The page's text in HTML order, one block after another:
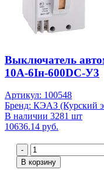
Выключатель
10А-6Iн-600DC-У3
Артикул: 100548
Бренд: КЭАЗ (Курский
В наличии 3281 шт
10636.14 руб.
-
В корзину